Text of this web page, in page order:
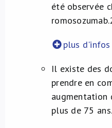
été observée
romosozumab.
plus d'infos
Il existe des
prendre en
augmentation
plus de 75 ans.